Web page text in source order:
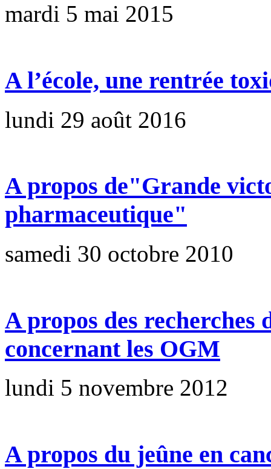
mardi 5 mai 2015
A l’école, une rentrée
lundi 29 août 2016
A propos de"Grande
pharmaceutique"
samedi 30 octobre 2010
A propos des
concernant les OGM
lundi 5 novembre 2012
A propos du jeûne en